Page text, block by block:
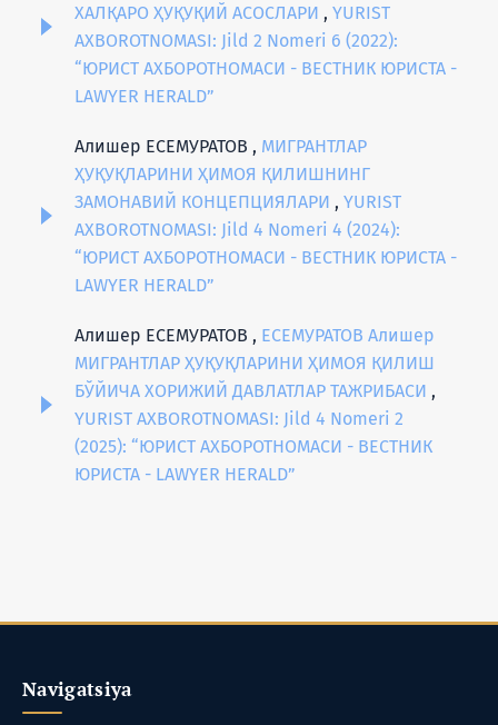
ХАЛҚАРО ҲУҚУҚИЙ АСОСЛАРИ , YURIST
AXBOROTNOMASI: Jild 2 Nomeri 6 (2022):
“ЮРИСТ АХБОРОТНОМАСИ - ВЕСТНИК ЮРИСТА -
LAWYER HERALD”
Алишер ЕСЕМУРАТОВ , МИГРАНТЛАР
ҲУҚУҚЛАРИНИ ҲИМОЯ ҚИЛИШНИНГ
ЗАМОНАВИЙ КОНЦЕПЦИЯЛАРИ , YURIST
AXBOROTNOMASI: Jild 4 Nomeri 4 (2024):
“ЮРИСТ АХБОРОТНОМАСИ - ВЕСТНИК ЮРИСТА -
LAWYER HERALD”
Алишер ЕСЕМУРАТОВ , ЕСЕМУРАТОВ Алишер
МИГРАНТЛАР ҲУҚУҚЛАРИНИ ҲИМОЯ ҚИЛИШ
БЎЙИЧА ХОРИЖИЙ ДАВЛАТЛАР ТАЖРИБАСИ ,
YURIST AXBOROTNOMASI: Jild 4 Nomeri 2
(2025): “ЮРИСТ АХБОРОТНОМАСИ - ВЕСТНИК
ЮРИСТА - LAWYER HERALD”
Navigatsiya